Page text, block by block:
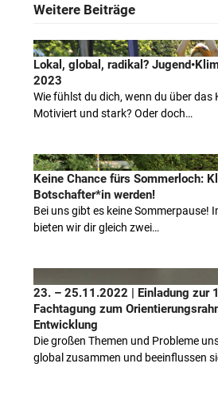
Weitere Beiträge
Lokal, global, radikal?
2023
Wie fühlst du dich, wenn du über das
Motiviert und stark? Oder doch…
Keine Chance fürs Sommerloch:
Botschafter*in werden!
Bei uns gibt es keine Sommerpause!
bieten wir dir gleich zwei…
23. – 25.11.2022 | Einladung zur
Fachtagung zum
Entwicklung
Die großen Themen und Probleme
global zusammen und beeinflussen